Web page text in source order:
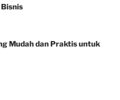
Mudah dan Praktis untuk